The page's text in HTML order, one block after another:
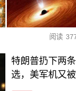
阅读
特朗普扔下两
选，美军机又